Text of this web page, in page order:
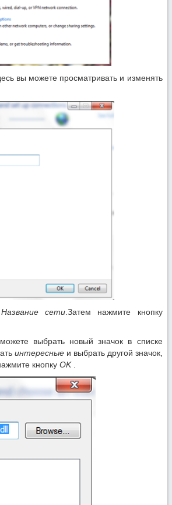
вы можете просматривать и изменять
Название сети .Затем нажмите кнопку
выбрать новый значок в списке
интересныеи выбрать другой значок,
кнопку OK.